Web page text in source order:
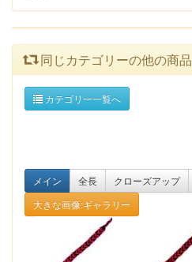
同じカテゴリーの他の商品
カテゴリー一覧へ
メイン 全長 クローズアップ
大きな画像:ギャラリー